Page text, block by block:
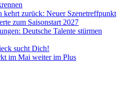
kehrt zurück: Neuer Szenetreffpunkt
zum Saisonstart 2027
Deutsche Talente stürmen
sucht Dich!
im Mai weiter im Plus